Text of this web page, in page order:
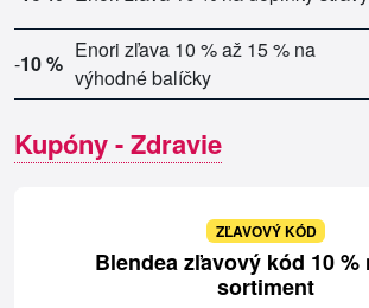
-10 %
Enori zľava 10 % až 15 % na
výhodné balíčky
Kupóny - Zdravie
ZĽAVOVÝ KÓD
Blendea zľavový kód 10 %
sortiment